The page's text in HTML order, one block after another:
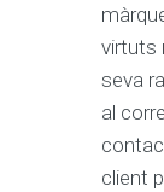
virtuts
seva
al
client